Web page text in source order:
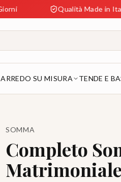
Qualità Made in Italy
ARREDO SU MISURA TENDE E
SOMMA
Completo
Matrimoniale